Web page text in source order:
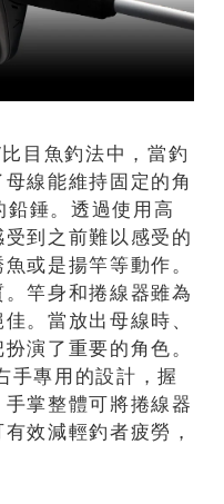
目魚釣法中，當釣
線能維持固定的角
錘。透過使用高
到之前難以感受的
或是揚竿等動作。
竿身和捲線器雖為
。當放出母線時、
演了重要的角色。
手專用的設計，握
掌整體可將捲線器
效減輕釣者疲勞，